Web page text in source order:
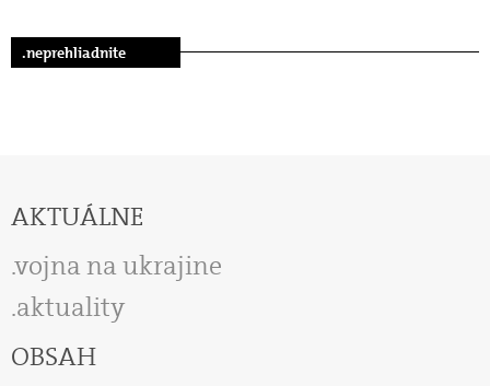
.neprehliadnite
AKTUÁLNE
vojna na ukrajine
aktuality
OBSAH